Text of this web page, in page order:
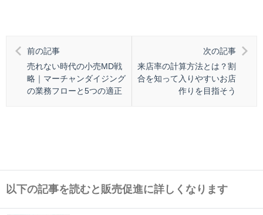
前の記事
売れない時代の小売MD戦
略｜マーチャンダイジング
の業務フローと5つの適正
次の記事
来店率の計算方法とは？割
合を知って入りやすいお店
作りを目指そう
以下の記事を読むと販売促進に詳しくなります